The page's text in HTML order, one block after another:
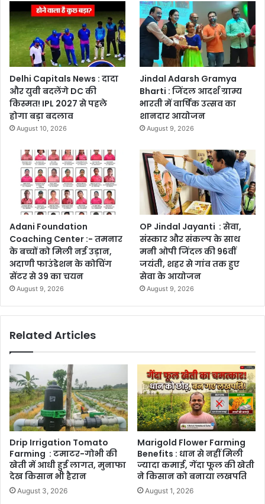
Delhi Capitals News : दादा
और युवी बदलेंगे DC की
किस्मत! IPL 2027 से पहले
होगा बड़ा बदलाव
August 10, 2026
Jindal Adarsh Gramya
Bharti : जिंदल आदर्श ग्राम्य
भारती में वार्षिक उत्सव का
शानदार आयोजन
August 9, 2026
Adani Foundation
Coaching Center :- तमनार
के बच्चों को मिली नई उड़ान,
अदाणी फाउंडेशन के कोचिंग
सेंटर से 39 का चयन
August 9, 2026
OP Jindal Jayanti : सेवा,
संस्कार और संकल्प के साथ
मनी ओपी जिंदल की 96वीं
जयंती, शहर से गांव तक हुए
सेवा के आयोजन
August 9, 2026
Related Articles
Drip Irrigation Tomato
Farming : टमाटर-गोभी की
खेती में आधी हुई लागत, मुनाफा
देख किसान भी हैरान
August 3, 2026
Marigold Flower Farming
Benefits : धान से नहीं मिली
ज्यादा कमाई, गेंदा फूल की खेती
ने किसान को बनाया लखपति
August 1, 2026